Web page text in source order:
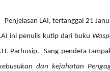
Penjelasan LAI, tertanggal 21
ini penulis kutip dari buku
Parhusip.
Sang pendeta
dan kejahatan